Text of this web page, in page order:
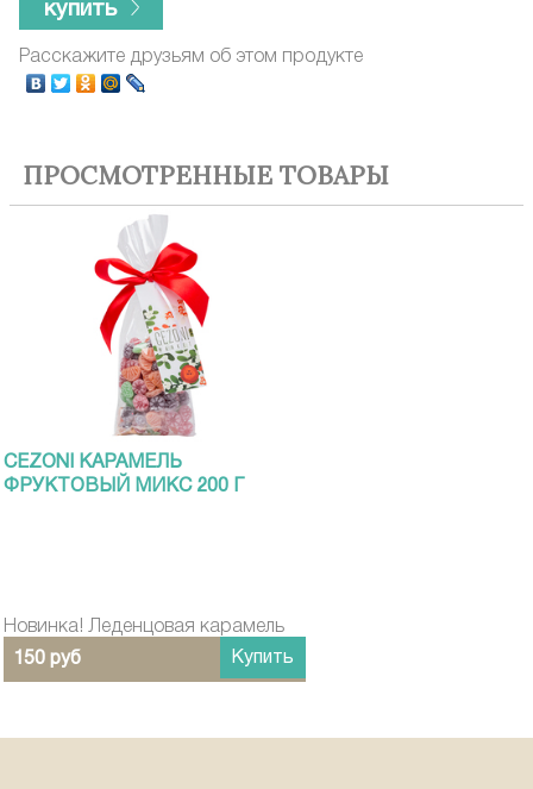
купить
Расскажите друзьям об этом продукте
ПРОСМОТРЕННЫЕ ТОВАРЫ
CEZONI КАРАМЕЛЬ
ФРУКТОВЫЙ МИКС 200 Г
Новинка! Леденцовая карамель
150 руб
Купить